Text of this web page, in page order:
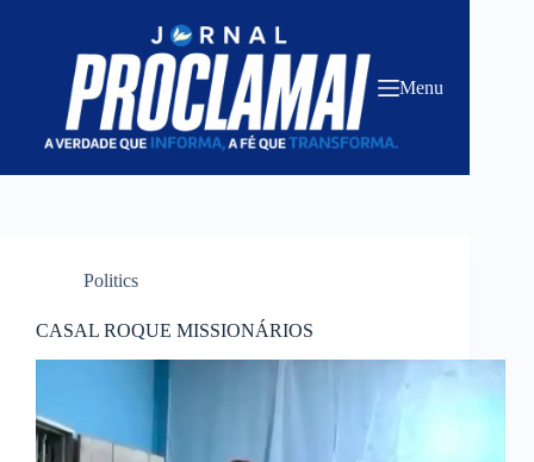
Menu
Politics
CASAL ROQUE MISSIONÁRIOS